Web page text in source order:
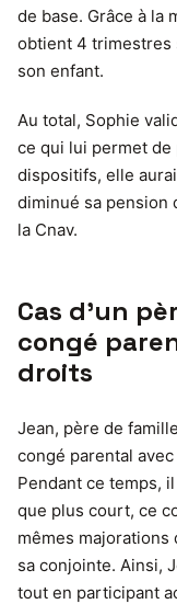
de base. Grâce à la
obtient 4 trimestres
son enfant.
Au total, Sophie
ce qui lui permet
dispositifs, elle
diminué sa pension
la Cnav.
Cas d’un
congé
droits
Jean, père de
congé parental
Pendant ce temps,
que plus court, ce
mêmes majorations
sa conjointe. Ainsi,
tout en participant